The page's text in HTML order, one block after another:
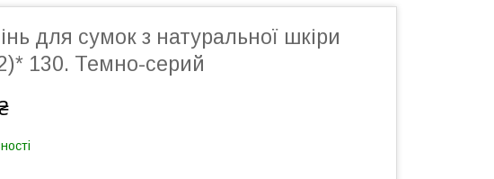
для сумок з натуральної шкіри
130. Темно-серий